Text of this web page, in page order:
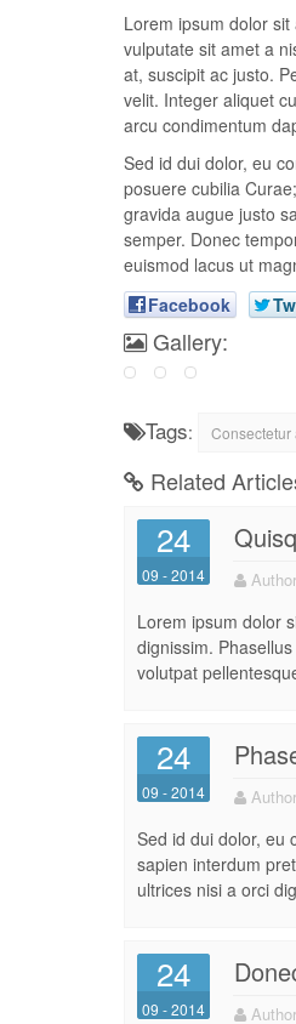
Lorem ipsum dolor
vulputate sit amet a
at, suscipit ac justo.
velit. Integer aliquet
arcu condimentum
Sed id dui dolor, eu
posuere cubilia
gravida augue justo
semper. Donec
euismod lacus ut
Facebook
Gallery:
Tags:
Related
24
09 - 2014
Lorem ipsum dolor
dignissim.
volutpat
24
09 - 2014
Sed id dui dolor, eu
sapien interdum
ultrices nisi a orci
24
09 - 2014